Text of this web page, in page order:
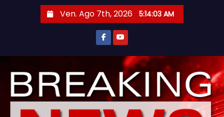
Ven. Ago 7th, 2026 5:14:03 AM